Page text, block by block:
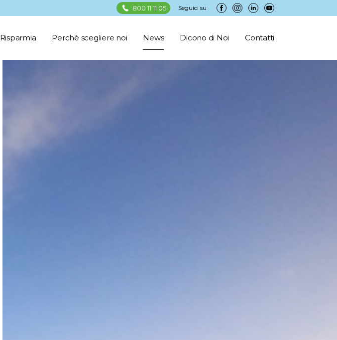
800 11 11 05 Seguici su
Risparmia Perchè scegliere noi News Dicono di Noi Contatti